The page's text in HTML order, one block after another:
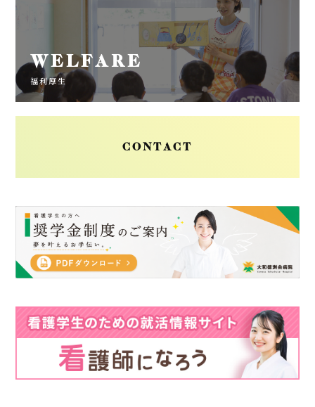
WELFARE
福利厚生
CONTACT